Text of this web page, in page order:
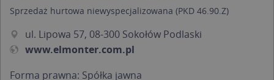
Sprzedaż hurtowa niewyspecjalizowana (PKD 46.90.Z)
ul. Lipowa 57, 08-300 Sokołów Podlaski
www.elmonter.com.pl
Forma prawna: Spółka jawna